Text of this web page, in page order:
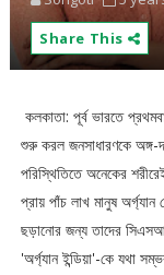
Share This
কলকাতা: পূর্ব ভারতে
শুরু করল জনসাধারণকে অঙ্গ-
পরিস্থিতিতে অনেকের
প্রায় পাঁচ লাখ মানুষ
ছড়ানোর জন্য তাদের
'অর্গ্যান ইন্ডিয়া'-কে যথা